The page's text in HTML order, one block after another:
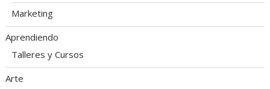
Marketing
Aprendiendo
Talleres y Cursos
Arte